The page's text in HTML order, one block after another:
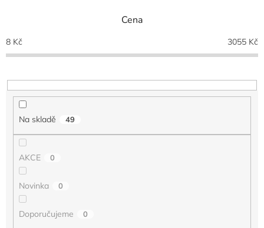
p
r
o
u
Cena
8 Kč 3055 Kč
Na skladě 49
AKCE 0
Novinka 0
Doporučujeme 0